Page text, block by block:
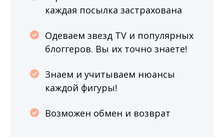
каждая посылка застрахована
Одеваем звезд TV и популярных
блоггеров. Вы их точно знаете!
Знаем и учитываем нюансы
каждой фигуры!
Возможен обмен и возврат